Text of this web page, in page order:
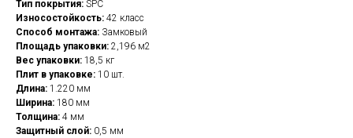
Тип покрытия: SPC
Износостойкость: 42 класс
Способ монтажа: Замковый
Площадь упаковки: 2,196 м2
Вес упаковки: 18,5 кг
Плит в упаковке: 10 шт.
Длина: 1.220 мм
Ширина: 180 мм
Толщина: 4 мм
Защитный слой: 0,5 мм